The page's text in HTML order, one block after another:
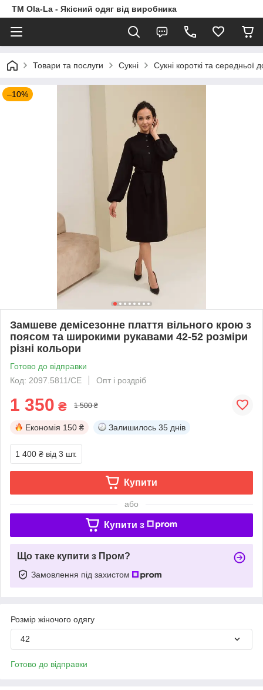
TM Ola-La - Якісний одяг від виробника
Товари та послуги Сукні Сукні короткі та середньої
–10%
Замшеве демісезонне плаття вільного крою з
поясом та широкими рукавами 42-52 розміри
різні кольори
Готово до відправки
Код: 2097.5811/СЕ
Опт і роздріб
1 350 ₴ 1 500 ₴
Економія 150 ₴ Залишилось 35 днів
1 400 ₴ від 3 шт.
Купити
або
Купити з
Що таке купити з Пром?
Замовлення під захистом
Розмір жіночого одягу
42
Готово до відправки